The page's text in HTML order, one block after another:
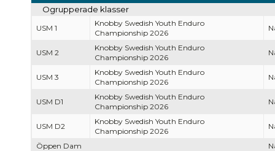
Ogrupperade klasser
USM 1
Knobby Swedish Youth Enduro
Championship 2026
USM 2
Knobby Swedish Youth Enduro
Championship 2026
USM 3
Knobby Swedish Youth Enduro
Championship 2026
USM D1
Knobby Swedish Youth Enduro
Championship 2026
USM D2
Knobby Swedish Youth Enduro
Championship 2026
Öppen Dam